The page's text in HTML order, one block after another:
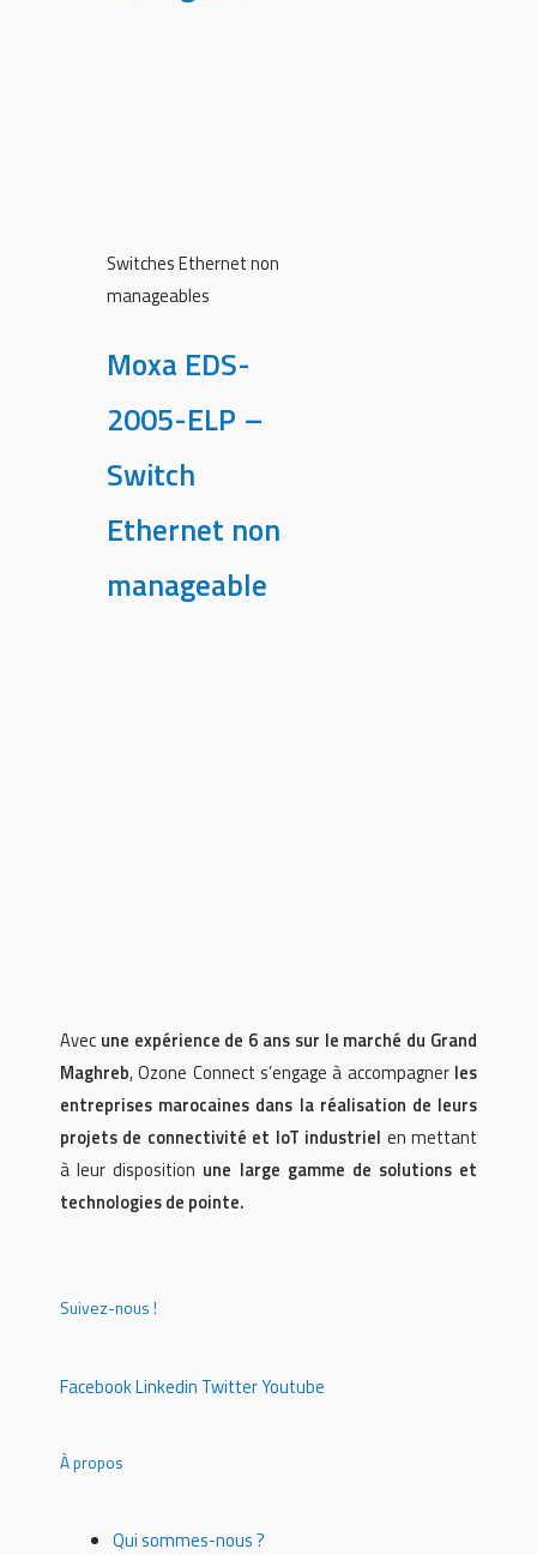
Switches Ethernet non
manageables
Moxa EDS-
2005-ELP –
Switch
Ethernet non
manageable
Avec une expérience de 6 ans sur le marché du Grand
Maghreb, Ozone Connect s’engage à accompagner les
entreprises marocaines dans la réalisation de leurs
projets de connectivité et IoT industriel en mettant
à leur disposition une large gamme de solutions et
technologies de pointe.
Suivez-nous !
FacebookLinkedin TwitterYoutube
À propos
Qui sommes-nous ?